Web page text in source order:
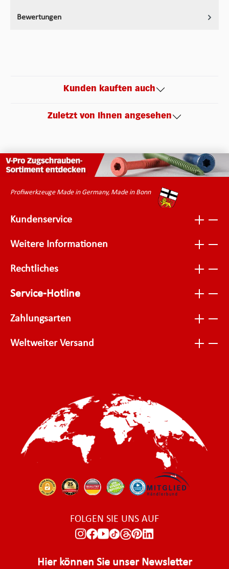
Bewertungen
Kunden kauften auch
Zuletzt von Ihnen angesehen
Profiwerkzeuge Made in Germany, Made in Bonn
Kundenservice
Weitere Informationen
Rechtliches
Service-Hotline
Zahlungsarten
Weltweiter Versand
FOLGEN SIE UNS AUF
Hier können Sie unser Newsletter